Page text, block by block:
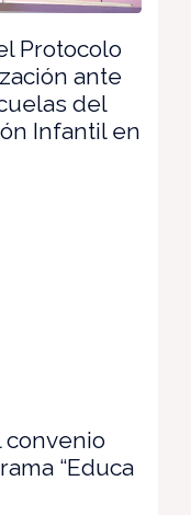
Protocolo
ante
del
Infantil en
convenio
“Educa